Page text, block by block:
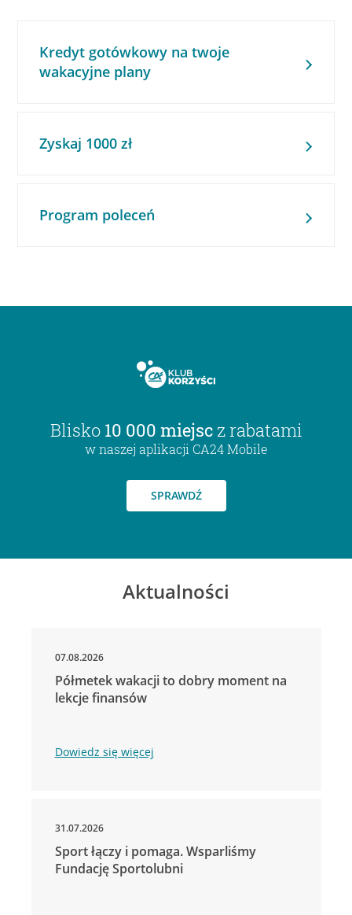
Kredyt gotówkowy na twoje
wakacyjne plany
Zyskaj 1000 zł
Program poleceń
Blisko 10 000 miejsc z rabatami
w naszej aplikacji CA24 Mobile
SPRAWDŹ
Aktualności
07.08.2026
Półmetek wakacji to dobry moment na
lekcje finansów
Dowiedz się więcej
31.07.2026
Sport łączy i pomaga. Wsparliśmy
Fundację Sportolubni